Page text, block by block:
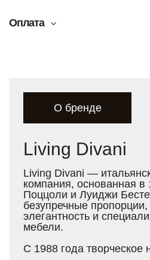
Оплата
О бренде
Living Divani
Living Divani —
компания, основанная в
Поццоли и Луиджи
безупречные
элегантность и
мебели.
С 1988 года творческое